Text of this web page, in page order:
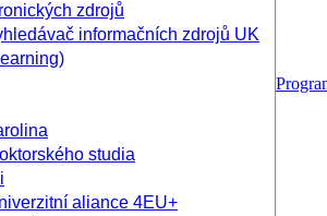
zdrojů
informačních zdrojů UK
studia
aliance 4EU+